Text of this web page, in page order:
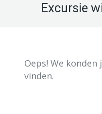
Excursie
Oeps! We
vinden.